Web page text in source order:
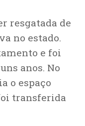
resgatada de
no estado.
e foi
anos. No
o espaço
transferida